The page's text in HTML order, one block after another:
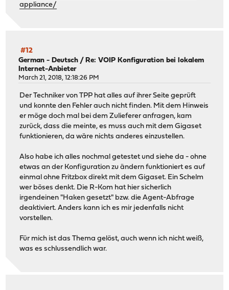
appliance/
#12
German - Deutsch /Re: VOIP Konfiguration bei lokalem
Internet-Anbieter
March 21, 2018, 12:18:26 PM
Der Techniker von TPP hat alles auf ihrer Seite geprüft
und konnte den Fehler auch nicht finden. Mit dem Hinweis
er möge doch mal bei dem Zulieferer anfragen, kam
zurück, dass die meinte, es muss auch mit dem Gigaset
funktionieren, da wäre nichts anderes einzustellen.
Also habe ich alles nochmal getestet und siehe da - ohne
etwas an der Konfiguration zu ändern funktioniert es auf
einmal ohne Fritzbox direkt mit dem Gigaset. Ein Schelm
wer böses denkt. Die R-Kom hat hier sicherlich
irgendeinen "Haken gesetzt" bzw. die Agent-Abfrage
deaktiviert. Anders kann ich es mir jedenfalls nicht
vorstellen.
Für mich ist das Thema gelöst, auch wenn ich nicht weiß,
was es schlussendlich war.